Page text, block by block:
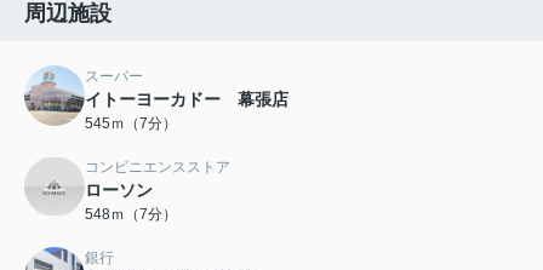
周辺施設
スーパー
イトーヨーカドー 幕張店
545ｍ（7分）
コンビニエンスストア
ローソン
548ｍ（7分）
銀行